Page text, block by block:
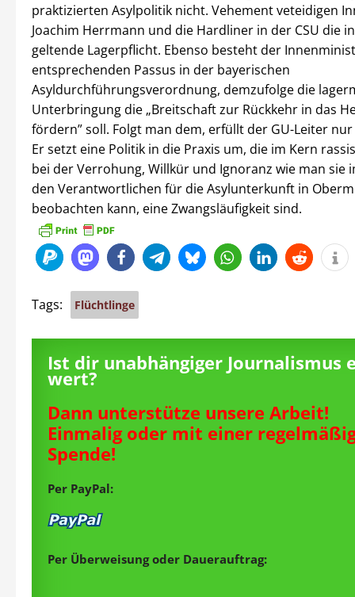
praktizierten Asylpolitik nicht. Vehement veteidigen
Joachim Herrmann und die Hardliner in der CSU die
geltende Lagerpflicht. Ebenso besteht der
entsprechenden Passus in der bayerischen
Asyldurchführungsverordnung, demzufolge die
Unterbringung die „Breitschaft zur Rückkehr in das
fördern” soll. Folgt man dem, erfüllt der GU-Leiter
Er setzt eine Politik in die Praxis um, die im Kern
bei der Verrohung, Willkür und Ignoranz wie man sie
den Verantwortlichen für die Asylunterkunft in
beobachten kann, eine Zwangsläufigkeit sind.
Tags: Flüchtlinge
Ist dir unabhängiger Journalismus
wert?
Dann unterstütze unsere Arbeit!
Einmalig oder mit einer
Spende!
Per PayPal:
Per Überweisung oder Dauerauftrag: